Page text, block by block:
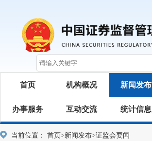
首页 机构概况 新闻发布
办事服务 互动交流 统计信息
当前位置： 首页>新闻发布>证监会要闻